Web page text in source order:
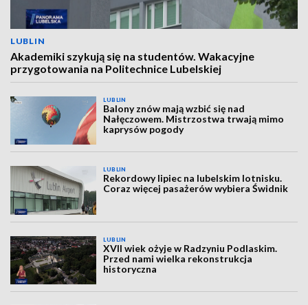
LUBLIN
Akademiki szykują się na studentów. Wakacyjne
przygotowania na Politechnice Lubelskiej
LUBLIN
Balony znów mają wzbić się nad
Nałęczowem. Mistrzostwa trwają mimo
kaprysów pogody
LUBLIN
Rekordowy lipiec na lubelskim lotnisku.
Coraz więcej pasażerów wybiera Świdnik
LUBLIN
XVII wiek ożyje w Radzyniu Podlaskim.
Przed nami wielka rekonstrukcja
historyczna